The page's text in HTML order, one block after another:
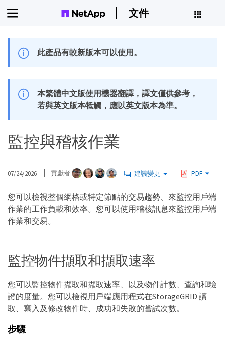
文件
此產品有較新版本可以使用。
本繁體中文版使用機器翻譯，譯文僅供參考，
若與英文版本牴觸，應以英文版本為準。
監控與稽核作業
07/24/2026 貢獻者 建議變更 PDF
您可以檢視整個網格或特定節點的交易趨勢、來監控用戶端
作業的工作負載和效率。您可以使用稽核訊息來監控用戶端
作業和交易。
監控物件擷取和擷取速率
您可以監控物件擷取和擷取速率、以及物件計數、查詢和驗
證的度量。您可以檢視用戶端應用程式在StorageGRID 讀
取、寫入及修改物件時、成功和失敗的嘗試次數。
步驟